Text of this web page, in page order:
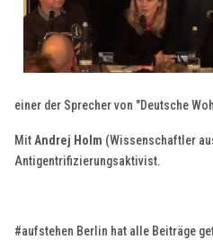
einer der Sprecher von "Deutsche
MitAndrej Holm (Wissenschaftler
Antigentrifizierungsaktivist.
#aufstehen Berlin hat alle Beiträge